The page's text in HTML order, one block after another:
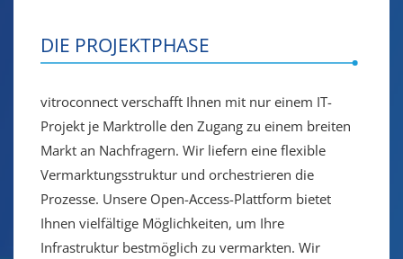
DIE PROJEKTPHASE
vitroconnect verschafft Ihnen mit nur einem IT-
Projekt je Marktrolle den Zugang zu einem breiten
Markt an Nachfragern. Wir liefern eine flexible
Vermarktungsstruktur und orchestrieren die
Prozesse. Unsere Open-Access-Plattform bietet
Ihnen vielfältige Möglichkeiten, um Ihre
Infrastruktur bestmöglich zu vermarkten. Wir